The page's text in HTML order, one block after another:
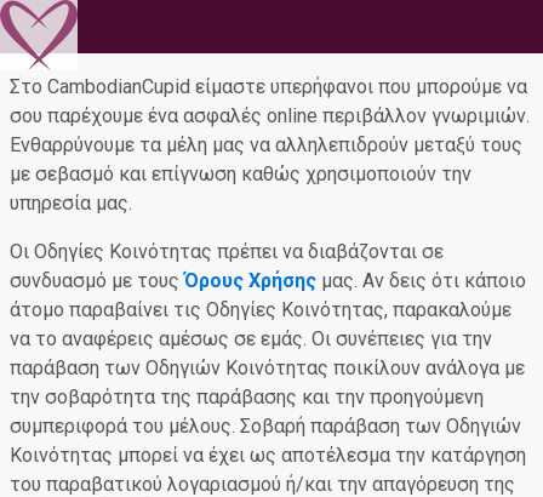
Στο CambodianCupid είμαστε υπερήφανοι που μπορούμε να
σου παρέχουμε ένα ασφαλές online περιβάλλον γνωριμιών.
Ενθαρρύνουμε τα μέλη μας να αλληλεπιδρούν μεταξύ τους
με σεβασμό και επίγνωση καθώς χρησιμοποιούν την
υπηρεσία μας.
Oι Οδηγίες Κοινότητας πρέπει να διαβάζονται σε
συνδυασμό με τουςΌρους Χρήσης μας. Αν δεις ότι κάποιο
άτομο παραβαίνει τις Οδηγίες Κοινότητας, παρακαλούμε
να το αναφέρεις αμέσως σε εμάς. Οι συνέπειες για την
παράβαση των Οδηγιών Κοινότητας ποικίλουν ανάλογα με
την σοβαρότητα της παράβασης και την προηγούμενη
συμπεριφορά του μέλους. Σοβαρή παράβαση των Οδηγιών
Κοινότητας μπορεί να έχει ως αποτέλεσμα την κατάργηση
του παραβατικού λογαριασμού ή/και την απαγόρευση της